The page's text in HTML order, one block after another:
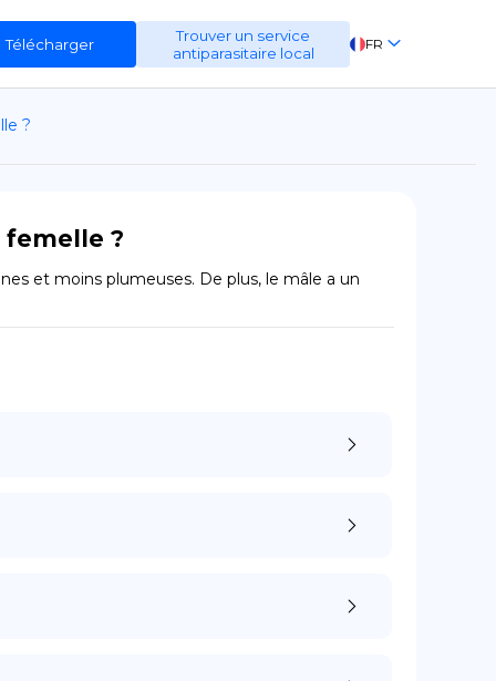
Télécharger
Trouver un service
antiparasitaire local
FR
EN
?
?
et moins plumeuses. De plus, le mâle a un